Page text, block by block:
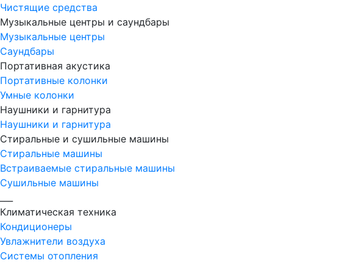
Чистящие средства
Музыкальные центры и саундбары
Музыкальные центры
Саундбары
Портативная акустика
Портативные колонки
Умные колонки
Наушники и гарнитура
Наушники и гарнитура
Стиральные и сушильные машины
Стиральные машины
Встраиваемые стиральные машины
Сушильные машины
Климатическая техника
Кондиционеры
Увлажнители воздуха
Системы отопления